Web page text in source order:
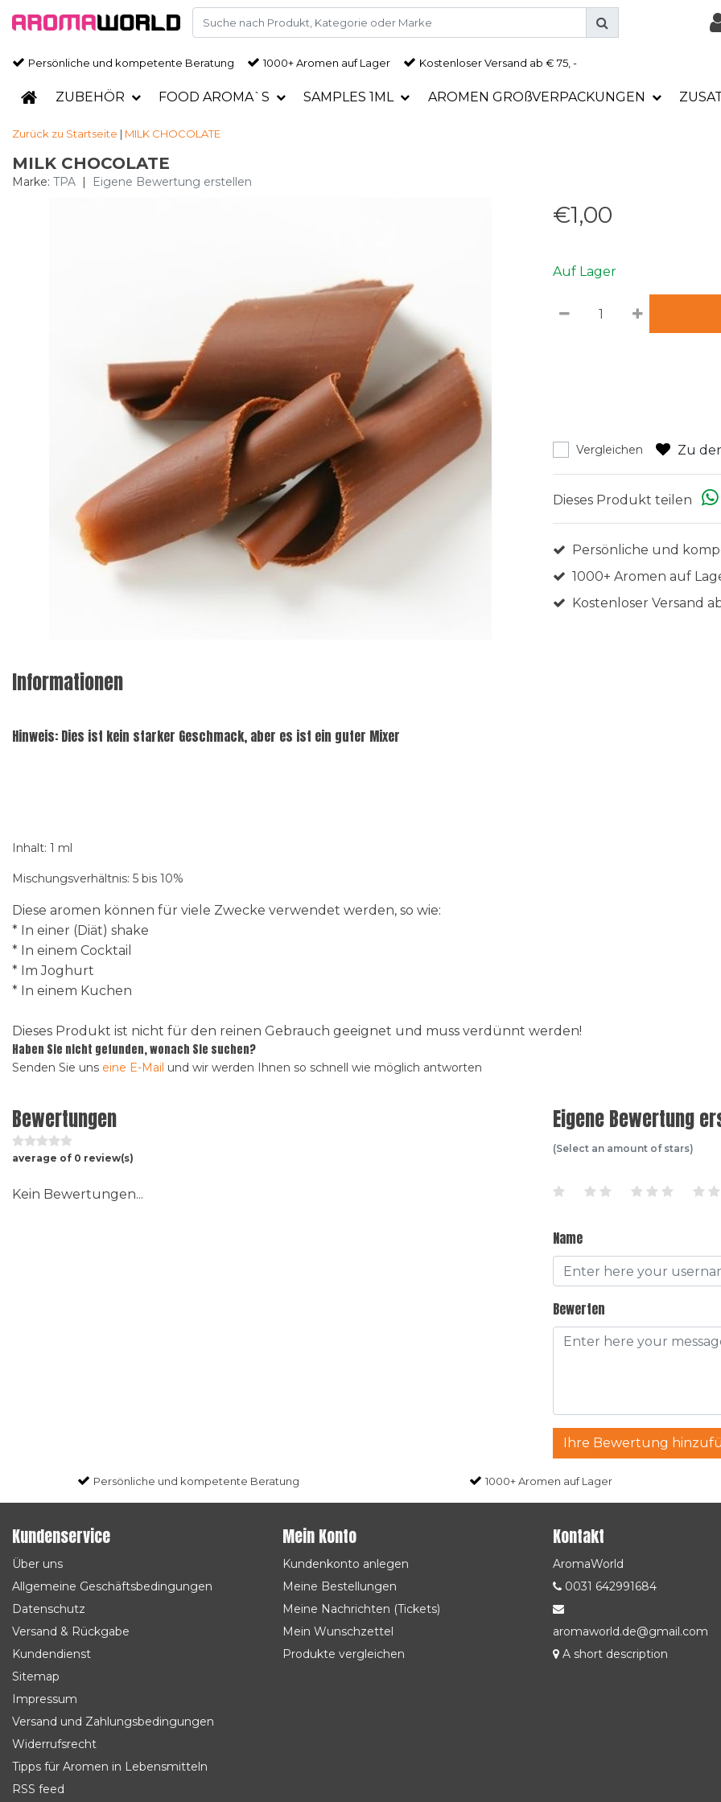
Persönliche und kompetente Beratung 1000+ Aromen auf Lager Kostenloser Versand ab € 75, -
ZUBEHÖR FOOD AROMA`S SAMPLES 1ML AROMEN GROßVERPACKUNGEN
Zurück zu Startseite | MILK CHOCOLATE
MILK CHOCOLATE
Marke: TPA | Eigene Bewertung erstellen
€1,00
Auf Lager
Vergleichen Zu
Dieses Produkt teilen
Persönliche und
1000+ Aromen auf
Kostenloser Versand
Informationen
Hinweis: Dies ist kein starker Geschmack, aber es ist ein guter Mixer
Inhalt: 1 ml
Mischungsverhältnis: 5 bis 10%
Diese aromen können für viele Zwecke verwendet werden, so wie:
* In einer (Diät) shake
* In einem Cocktail
* Im Joghurt
* In einem Kuchen
Dieses Produkt ist nicht für den reinen Gebrauch geeignet und muss verdünnt werden!
Haben Sie nicht gefunden, wonach Sie suchen?
Senden Sie uns eine E-Mail und wir werden Ihnen so schnell wie möglich antworten
Bewertungen
average of 0 review(s)
Kein Bewertungen...
Eigene Bewertung
(Select an amount of stars)
Name
Bewerten
Ihre Bewertung
Persönliche und kompetente Beratung 1000+ Aromen auf Lager
Kundenservice
Über uns
Allgemeine Geschäftsbedingungen
Datenschutz
Versand & Rückgabe
Kundendienst
Sitemap
Impressum
Versand und Zahlungsbedingungen
Widerrufsrecht
Tipps für Aromen in Lebensmitteln
RSS feed
Mein Konto
Kundenkonto anlegen
Meine Bestellungen
Meine Nachrichten (Tickets)
Mein Wunschzettel
Produkte vergleichen
Kontakt
AromaWorld
0031 642991684
aromaworld.de@gmail.com
A short description